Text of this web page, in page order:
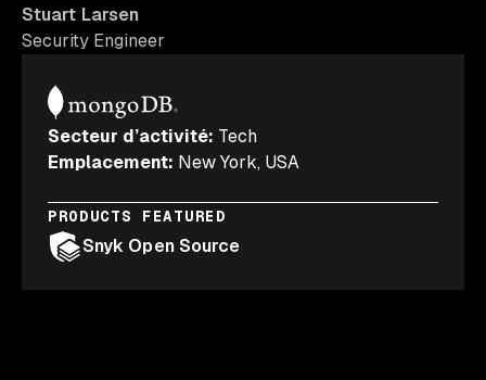
Stuart Larsen
Security Engineer
Secteur d’activité: Tech
Emplacement: New York, USA
PRODUCTS FEATURED
Snyk Open Source